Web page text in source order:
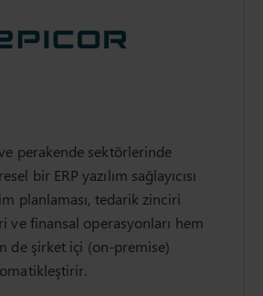
perakende sektörlerinde
bir ERP yazılım sağlayıcısı
planlaması, tedarik zinciri
ve finansal operasyonları hem
de şirket içi (on-premise)